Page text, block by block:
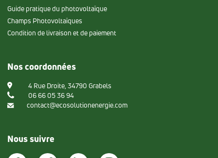
Guide pratique du photovoltaïque
Champs Photovoltaïques
Condition de livraison et de paiement
Nos coordonnées
4 Rue Droite, 34790 Grabels
06 66 05 36 94
contact@ecosolutionenergie.com
Nous suivre